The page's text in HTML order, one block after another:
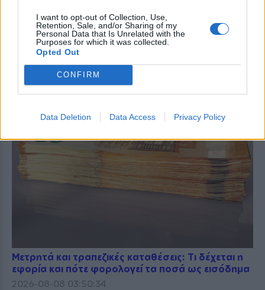
I want to opt-out of Collection, Use,
Retention, Sale, and/or Sharing of my
Personal Data that Is Unrelated with the
Purposes for which it was collected.
Opted Out
CONFIRM
Data Deletion Data Access Privacy Policy
ΣΤΗΝ ΙΔΙΑ ΚΑΤΗΓΟΡΙΑ
ΕΙΔΗΣΕΙΣ ΑΠΟΚΛΕΙΣΤΙΚΑ ΣΤΟ
Μετρητά και τραπεζικές καταθέσεις: Τι δέχεται η
εφορία και πότε φορολογεί τα ποσά ως εισόδημα
2026-08-08 03:50:34